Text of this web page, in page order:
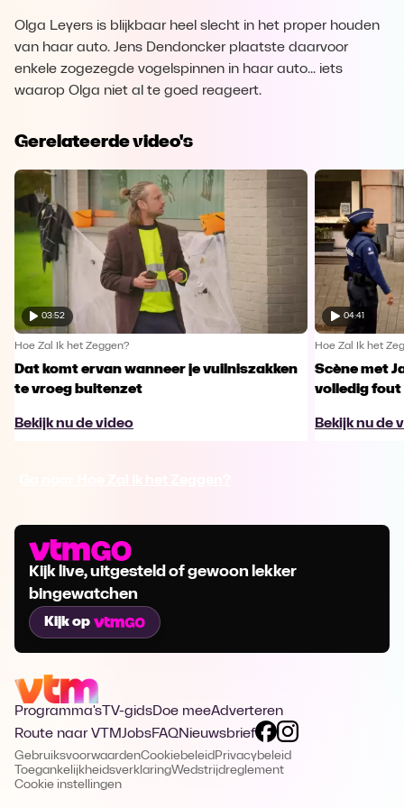
Olga Leyers is blijkbaar heel slecht in het proper houden
van haar auto. Jens Dendoncker plaatste daarvoor
enkele zogezegde vogelspinnen in haar auto... iets
waarop Olga niet al te goed reageert.
Gerelateerde video's
03:52
Hoe Zal Ik het Zeggen?
Dat komt ervan wanneer je vuilniszakken
te vroeg buitenzet
Bekijk nu de video
04:41
Hoe Zal Ik het
Scène met
volledig fout
Bekijk nu de
Kijk live, uitgesteld of gewoon lekker
bingewatchen
Kijk op
Programma's TV-gidsDoe meeAdverteren
Route naar VTMJobsFAQNieuwsbrief
GebruiksvoorwaardenCookiebeleid Privacybeleid
ToegankelijkheidsverklaringWedstrijdreglement
Cookie instellingen